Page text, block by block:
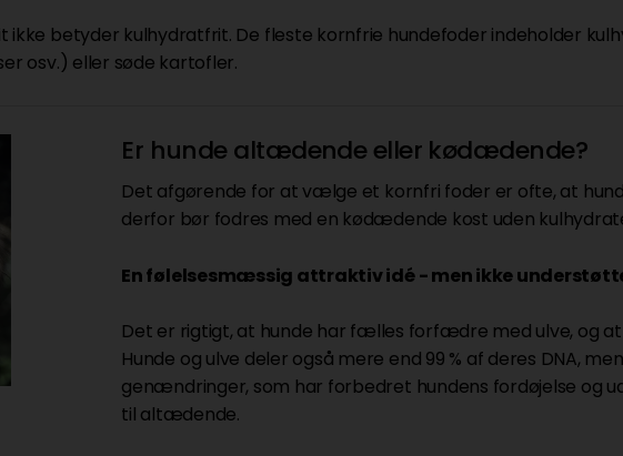
betyder kulhydratfrit. De fleste kornfrie hundefoder indeholder
osv.) eller søde kartofler.
Er hunde altædende eller kødædende?
Det afgørende for at vælge et kornfri foder er ofte, at
derfor bør fodres med en kødædende kost uden
En følelsesmæssig attraktiv idé - men ikke
Det er rigtigt, at hunde har fælles forfædre med ulve, og
Hunde og ulve deler også mere end 99 % af deres DNA,
genændringer, som har forbedret hundens fordøjelse og
til altædende.